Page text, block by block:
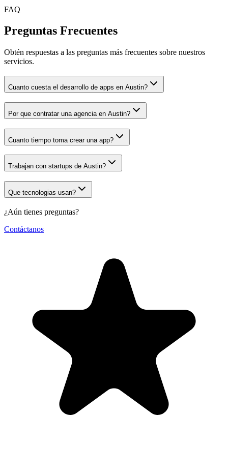
FAQ
Preguntas Frecuentes
Obtén respuestas a las preguntas más frecuentes sobre nuestros
servicios.
Cuanto cuesta el desarrollo de apps en Austin?
Por que contratar una agencia en Austin?
Cuanto tiempo toma crear una app?
Trabajan con startups de Austin?
Que tecnologias usan?
¿Aún tienes preguntas?
Contáctanos